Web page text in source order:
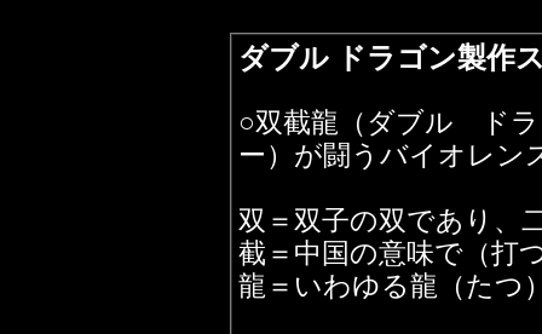
ダブル ドラゴン製作
○双截龍（ダブル ドラ
ー）が闘うバイオレン
双＝双子の双であり、
截＝中国の意味で（打
龍＝いわゆる龍（たつ